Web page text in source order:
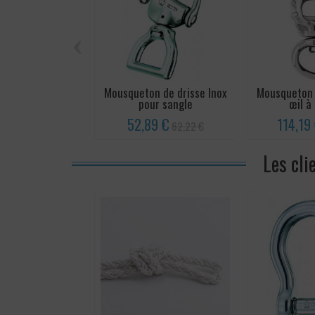
Mousqueton de drisse Inox
pour sangle
52,89 €
Mousqueton
œil à
Les